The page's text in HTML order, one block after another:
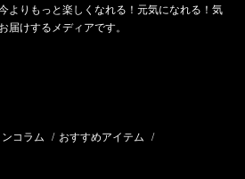
よりもっと楽しくなれる！元気になれる！気
届けするメディアです。
コラム / おすすめアイテム /